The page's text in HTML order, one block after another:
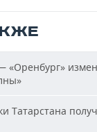
«Оренбург»
Татарстана